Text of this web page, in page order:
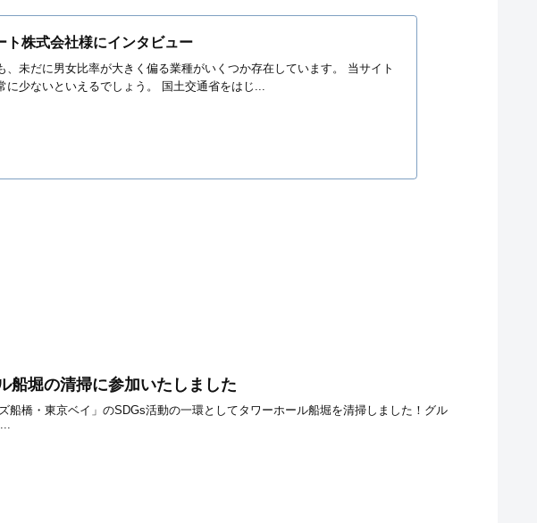
ト株式会社様にインタビュー
未だに男女比率が大きく偏る業種がいくつか存在しています。 当サイト
少ないといえるでしょう。 国土交通省をはじ...
船堀の清掃に参加いたしました
橋・東京ベイ」のSDGs活動の一環としてタワーホール船堀を清掃しました！グル